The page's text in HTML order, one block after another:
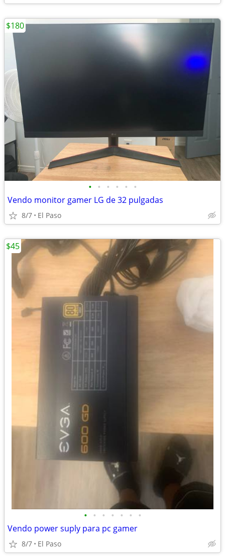
• • • • • •
Vendo monitor gamer LG de 32 pulgadas
8/7 El Paso
$180
• • • • • • •
Vendo power suply para pc gamer
8/7 El Paso
$45